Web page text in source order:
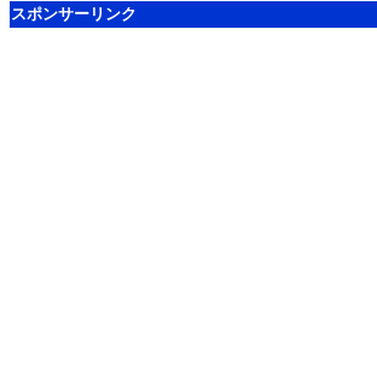
スポンサーリンク